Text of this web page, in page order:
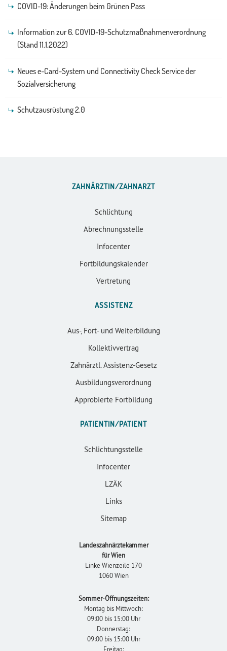
COVID-19: Änderungen beim Grünen Pass
Information zur 6. COVID-19-Schutzmaßnahmenverordnung
(Stand 11.1.2022)
Neues e-Card-System und Connectivity Check Service der
Sozialversicherung
Schutzausrüstung 2.0
ZAHNÄRZTIN/ZAHNARZT
Schlichtung
Abrechnungsstelle
Infocenter
Fortbildungskalender
Vertretung
ASSISTENZ
Aus-, Fort- und Weiterbildung
Kollektivvertrag
Zahnärztl. Assistenz-Gesetz
Ausbildungsverordnung
Approbierte Fortbildung
PATIENTIN/PATIENT
Schlichtungsstelle
Infocenter
LZÄK
Links
Sitemap
Landeszahnärztekammer
für Wien
Linke Wienzeile 170
1060 Wien
Sommer-Öffnungszeiten:
Montag bis Mittwoch:
09:00 bis 15:00 Uhr
Donnerstag:
09:00 bis 15:00 Uhr
Freitag: